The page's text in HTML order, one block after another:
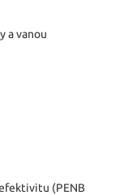
a vanou
(PENB